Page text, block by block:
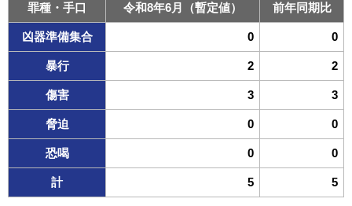
罪種・手口 令和8年6月（暫定値） 前年同期比
凶器準備集合 0 0
暴行 2 2
傷害 3 3
脅迫 0 0
恐喝 0 0
計 5 5